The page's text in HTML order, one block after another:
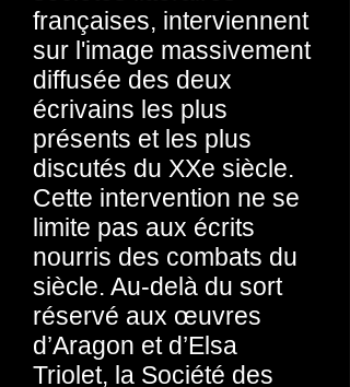
françaises, interviennent
sur l'image massivement
diffusée des deux
écrivains les plus
présents et les plus
discutés du XXe siècle.
Cette intervention ne se
limite pas aux écrits
nourris des combats du
siècle. Au-delà du sort
réservé aux œuvres
d’Aragon et d’Elsa
Triolet, la Société des